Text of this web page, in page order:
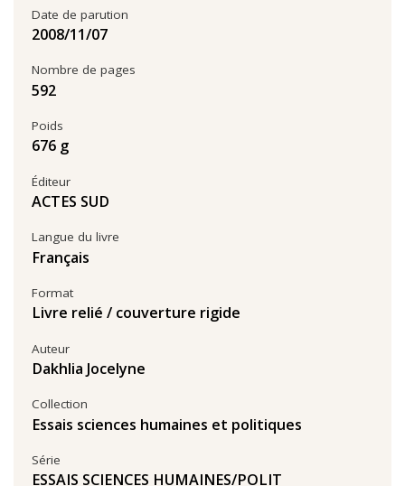
Date de parution
07‏/11‏/2008
Poids
676 g
Auteur
Dakhlia Jocelyne
Collection
Essais sciences humaines et politiques
Nombre de pages
592
Langue du livre
Français
Éditeur
ACTES SUD
Série
ESSAIS SCIENCES HUMAINES/POLIT
Format
Livre relié / couverture rigide